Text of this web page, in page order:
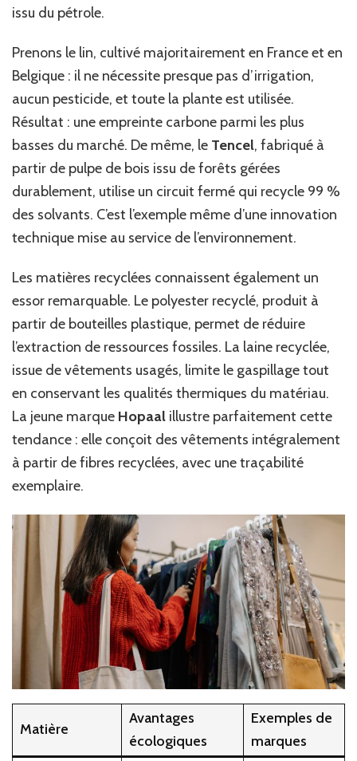
issu du pétrole.
Prenons le lin, cultivé majoritairement en France et en
Belgique : il ne nécessite presque pas d’irrigation,
aucun pesticide, et toute la plante est utilisée.
Résultat : une empreinte carbone parmi les plus
basses du marché. De même, le Tencel, fabriqué à
partir de pulpe de bois issu de forêts gérées
durablement, utilise un circuit fermé qui recycle 99 %
des solvants. C’est l’exemple même d’une innovation
technique mise au service de l’environnement.
Les matières recyclées connaissent également un
essor remarquable. Le polyester recyclé, produit à
partir de bouteilles plastique, permet de réduire
l’extraction de ressources fossiles. La laine recyclée,
issue de vêtements usagés, limite le gaspillage tout
en conservant les qualités thermiques du matériau.
La jeune marque Hopaal illustre parfaitement cette
tendance : elle conçoit des vêtements intégralement
à partir de fibres recyclées, avec une traçabilité
exemplaire.
Matière
Avantages
écologiques
Exemples de
marques